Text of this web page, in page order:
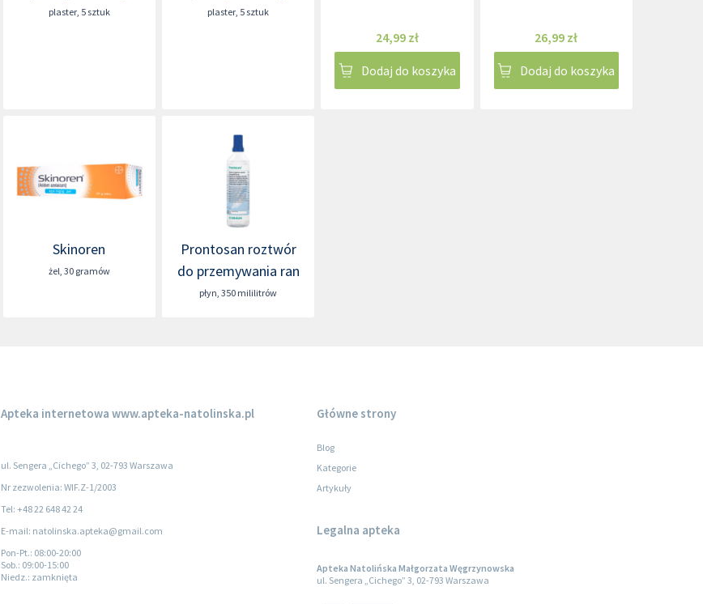
plaster, 5 sztuk plaster, 5 sztuk
24,99 zł
Dodaj do koszyka
26,99 zł
Dodaj do koszyka
Skinoren
żel, 30 gramów
Prontosan roztwór
do przemywania ran
płyn,350 mililitrów
Apteka internetowa www.apteka-natolinska.pl
ul. Sengera „Cichego” 3, 02-793 Warszawa
Nr zezwolenia: WIF.Z-1/2003
Tel: +48 22 648 42 24
E-mail: natolinska.apteka@gmail.com
Pon-Pt.: 08:00-20:00
Sob.: 09:00-15:00
Niedz.: zamknięta
Główne strony
Blog
Kategorie
Artykuły
Legalna apteka
Apteka Natolińska Małgorzata Węgrzynowska
ul. Sengera „Cichego” 3, 02-793 Warszawa